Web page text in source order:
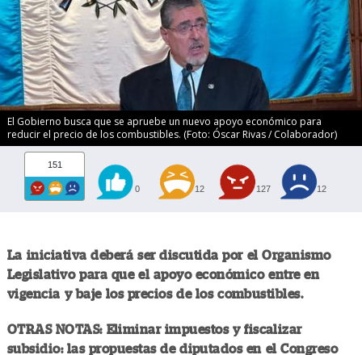
El Gobierno busca que se apruebe un nuevo apoyo económico para
reducir el precio de los combustibles. (Foto: Óscar Rivas / Colaborador)
151
0 12 127 12
La iniciativa deberá ser discutida por el Organismo
Legislativo para que el apoyo económico entre en
vigencia y baje los precios de los combustibles.
OTRAS NOTAS: Eliminar impuestos y fiscalizar
subsidio: las propuestas de diputados en el Congreso